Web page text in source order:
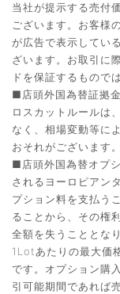
当社が提示する売付
ございます。お客様
が広告で表示してい
ざいます。お取引に
ドを保証するもので
■店頭外国為替証拠
ロスカットルールは
なく、相場変動等に
おそれがございます。
■店頭外国為替オプ
されるヨーロピアン
プション料を支払う
ることから、その権
全額を失うこととな
1Lotあたりの最大価
です。オプション購
引可能期間であれば